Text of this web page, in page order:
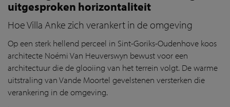
uitgesproken horizontaliteit
Hoe Villa Anke zich verankert in de omgeving
Op een sterk hellend perceel in Sint-Goriks-Oudenhove koos
architecte Noémi Van Heuverswyn bewust voor een
architectuur die de glooiing van het terrein volgt. De warme
uitstraling van Vande Moortel gevelstenen versterken die
verankering in de omgeving.